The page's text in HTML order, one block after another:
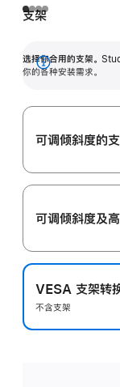
支架
选择你合用的支架。
你的各种安装需求。
展
可调倾斜度的
可调倾斜度及
VESA 支架转
不含支架